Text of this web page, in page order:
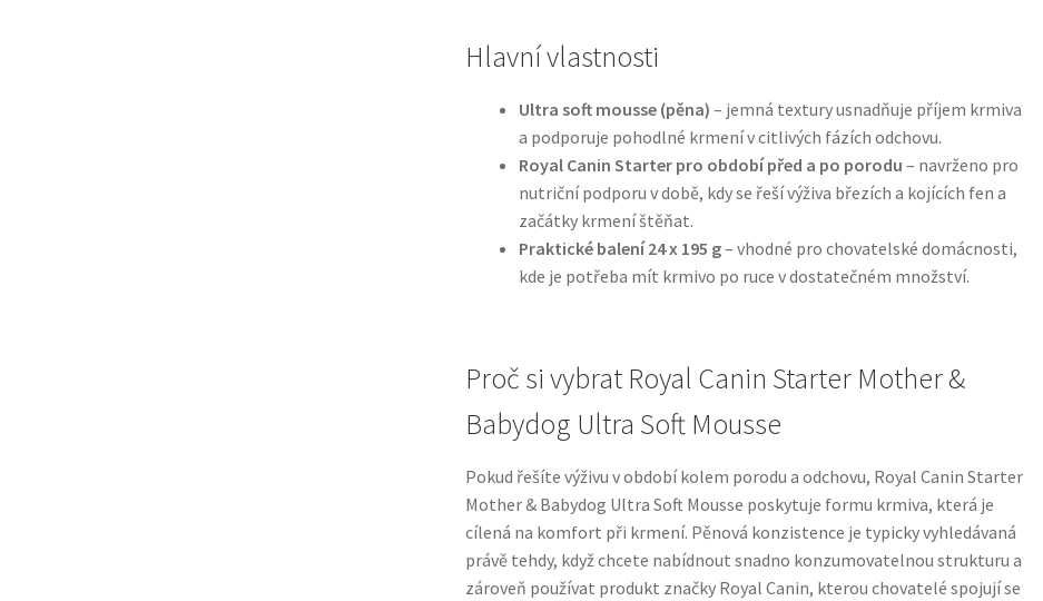
Hlavní vlastnosti
Ultra soft mousse (pěna) – jemná textury usnadňuje příjem krmiva
a podporuje pohodlné krmení v citlivých fázích odchovu.
Royal Canin Starter pro období před a po porodu – navrženo pro
nutriční podporu v době, kdy se řeší výživa březích a kojících fen a
začátky krmení štěňat.
Praktické balení 24 x 195 g– vhodné pro chovatelské domácnosti,
kde je potřeba mít krmivo po ruce v dostatečném množství.
Proč si vybrat Royal Canin Starter Mother &
Babydog Ultra Soft Mousse
Pokud řešíte výživu v období kolem porodu a odchovu, Royal Canin Starter
Mother & Babydog Ultra Soft Mousse poskytuje formu krmiva, která je
cílená na komfort při krmení. Pěnová konzistence je typicky vyhledávaná
právě tehdy, když chcete nabídnout snadno konzumovatelnou strukturu a
zároveň používat produkt značky Royal Canin, kterou chovatelé spojují se